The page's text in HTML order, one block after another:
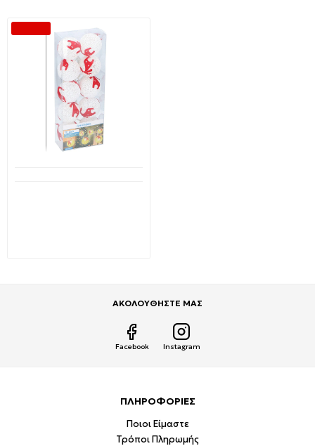
ΑΚΟΛΟΥΘΗΣΤΕ ΜΑΣ
Facebook Instagram
ΠΛΗΡΟΦΟΡΙΕΣ
Ποιοι Είμαστε
Τρόποι Πληρωμής